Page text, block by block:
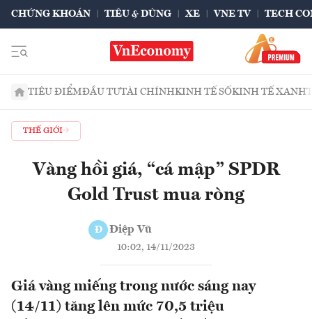
CHỨNG KHOÁN TIÊU & DÙNG XE VNE TV TECH
TIÊU ĐIỂMĐẦU TƯTÀI CHÍNHKINH TẾ SỐKINH TẾ XANH
THẾ GIỚI
Vàng hồi giá, “cá mập” SPDR
Gold Trust mua ròng
Đ Điệp Vũ
10:02, 14/11/2023
Giá vàng miếng trong nước sáng nay
(14/11) tăng lên mức 70,5 triệu